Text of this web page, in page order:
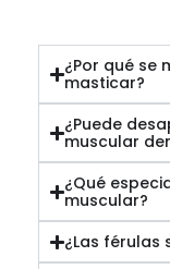
¿Por qué se
masticar?
¿Puede
muscular
¿Qué
muscular?
¿Las férulas